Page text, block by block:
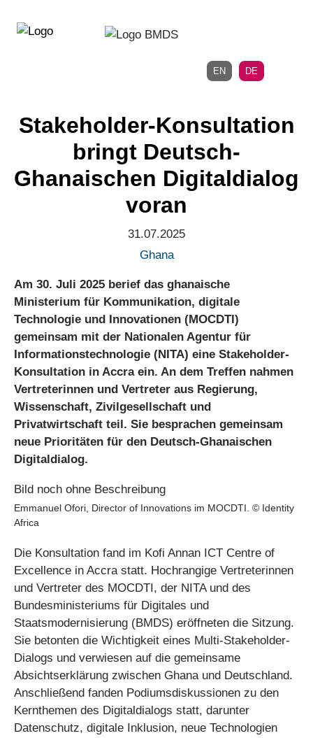
zum
EN DE
Stakeholder-Konsultation
bringt Deutsch-
Ghanaischen Digitaldialog
voran
31.07.2025
Ghana
Am 30. Juli 2025 berief das ghanaische
Ministerium für Kommunikation, digitale
Technologie und Innovationen (MOCDTI)
gemeinsam mit der Nationalen Agentur für
Informationstechnologie (NITA) eine Stakeholder-
Konsultation in Accra ein. An dem Treffen nahmen
Vertreterinnen und Vertreter aus Regierung,
Wissenschaft, Zivilgesellschaft und
Privatwirtschaft teil. Sie besprachen gemeinsam
neue Prioritäten für den Deutsch-Ghanaischen
Digitaldialog.
Emmanuel Ofori, Director of Innovations im MOCDTI. © Identity
Africa
Die Konsultation fand im Kofi Annan ICT Centre of
Excellence in Accra statt. Hochrangige Vertreterinnen
und Vertreter des MOCDTI, der NITA und des
Bundesministeriums für Digitales und
Staatsmodernisierung (BMDS) eröffneten die Sitzung.
Sie betonten die Wichtigkeit eines Multi-Stakeholder-
Dialogs und verwiesen auf die gemeinsame
Absichtserklärung zwischen Ghana und Deutschland.
Anschließend fanden Podiumsdiskussionen zu den
Kernthemen des Digitaldialogs statt, darunter
Datenschutz, digitale Inklusion, neue Technologien